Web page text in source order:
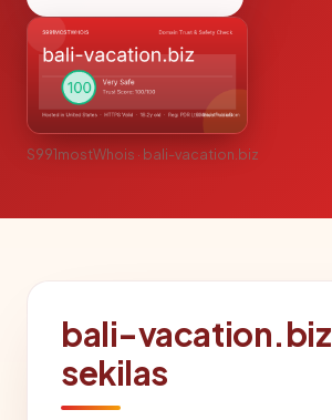
S991mostWhois · bali-vacation.biz
bali-vacation.biz
sekilas